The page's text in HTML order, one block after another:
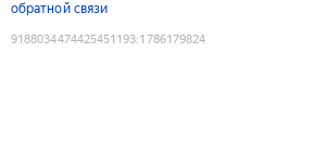
обратной связи
9188034474425451193:1786179824